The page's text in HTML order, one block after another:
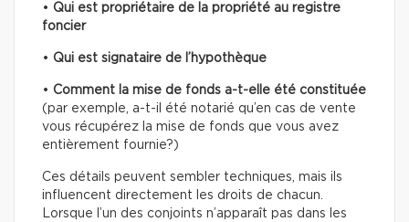
• Qui est propriétaire de la propriété au registre
foncier
• Qui est signataire de l’hypothèque
• Comment la mise de fonds a-t-elle été constituée
(par exemple, a-t-il été notarié qu’en cas de vente
vous récupérez la mise de fonds que vous avez
entièrement fournie?)
Ces détails peuvent sembler techniques, mais ils
influencent directement les droits de chacun.
Lorsque l’un des conjoints n’apparaît pas dans les